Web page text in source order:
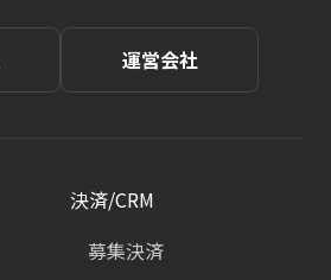
運営会社
決済/CRM
募集決済